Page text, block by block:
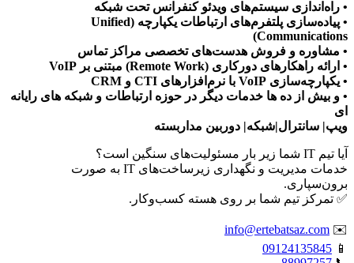
• راه‌اندازی سیستم‌های ویدئو کنفرانس تحت شبکه
• پیاده‌سازی پلتفرم‌های ارتباطات یکپارچه (Unified
Communications)
• مشاوره و فروش هدست‌های تخصصی مراکز تماس
• ارائه راهکارهای دورکاری (Remote Work) مبتنی بر VoIP
• یکپارچه‌سازی VoIP با نرم‌افزارهای CTI و CRM
• و بیش از ده ها خدمات دیگر در حوزه ارتباطات و شبکه های رایانه
ای
ویپ| سانترال|شبکه| دوربین مداربسته
آیا تیم IT شما زیر بار مسئولیت‌های سنگین است؟
خدمات مدیریت و نگهداری زیرساخت‌های IT به صورت
برون‌سپاری.
✅ تمرکز تیم شما بر روی هسته کسب‌وکار.
✉️
info@ertebatsaz.com
📱
09124135845